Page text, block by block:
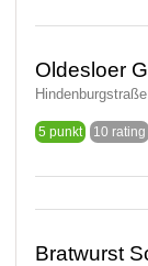
Oldesloer
5 punkt 10 rating
Bratwurst